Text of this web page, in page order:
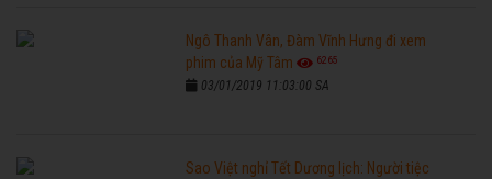
Ngô Thanh Vân, Đàm Vĩnh Hưng đi xem
phim của Mỹ Tâm
6265
03/01/2019 11:03:00 SA
Sao Việt nghỉ Tết Dương lịch: Người tiệc